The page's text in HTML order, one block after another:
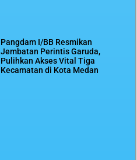
Pangdam I/BB Resmikan
Jembatan Perintis Garuda,
Pulihkan Akses Vital Tiga
Kecamatan di Kota Medan